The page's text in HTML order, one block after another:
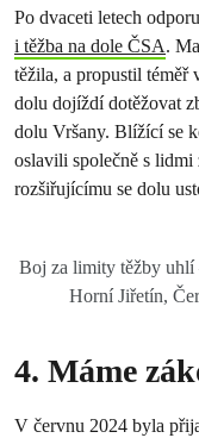
Po dvaceti letech
i těžba na dole ČSA.
těžila, a propustil téměř
dolu dojíždí dotěžovat
dolu Vršany. Blížící se
oslavili společně s
rozšiřujícímu se dolu
Boj za limity těžby uhlí
Horní Jiřetín,
4. Máme
V červnu 2024 byla